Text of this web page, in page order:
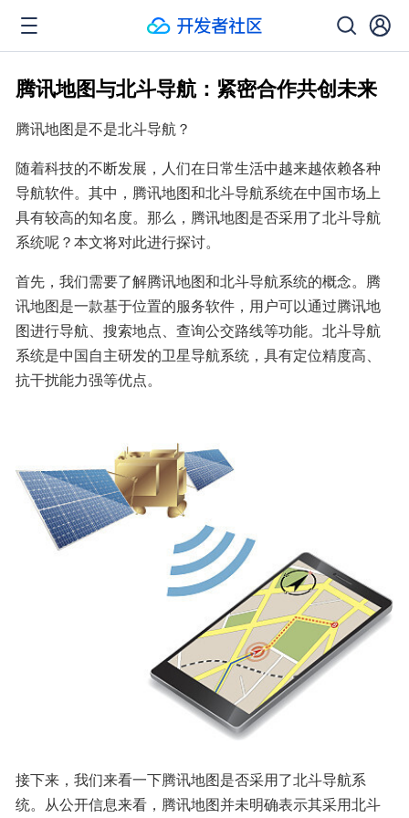
腾讯地图与北斗导航：紧密合作共创未来
腾讯地图是不是北斗导航？
随着科技的不断发展，人们在日常生活中越来越依赖各种
导航软件。其中，腾讯地图和北斗导航系统在中国市场上
具有较高的知名度。那么，腾讯地图是否采用了北斗导航
系统呢？本文将对此进行探讨。
首先，我们需要了解腾讯地图和北斗导航系统的概念。腾
讯地图是一款基于位置的服务软件，用户可以通过腾讯地
图进行导航、搜索地点、查询公交路线等功能。北斗导航
系统是中国自主研发的卫星导航系统，具有定位精度高、
抗干扰能力强等优点。
接下来，我们来看一下腾讯地图是否采用了北斗导航系
统。从公开信息来看，腾讯地图并未明确表示其采用北斗